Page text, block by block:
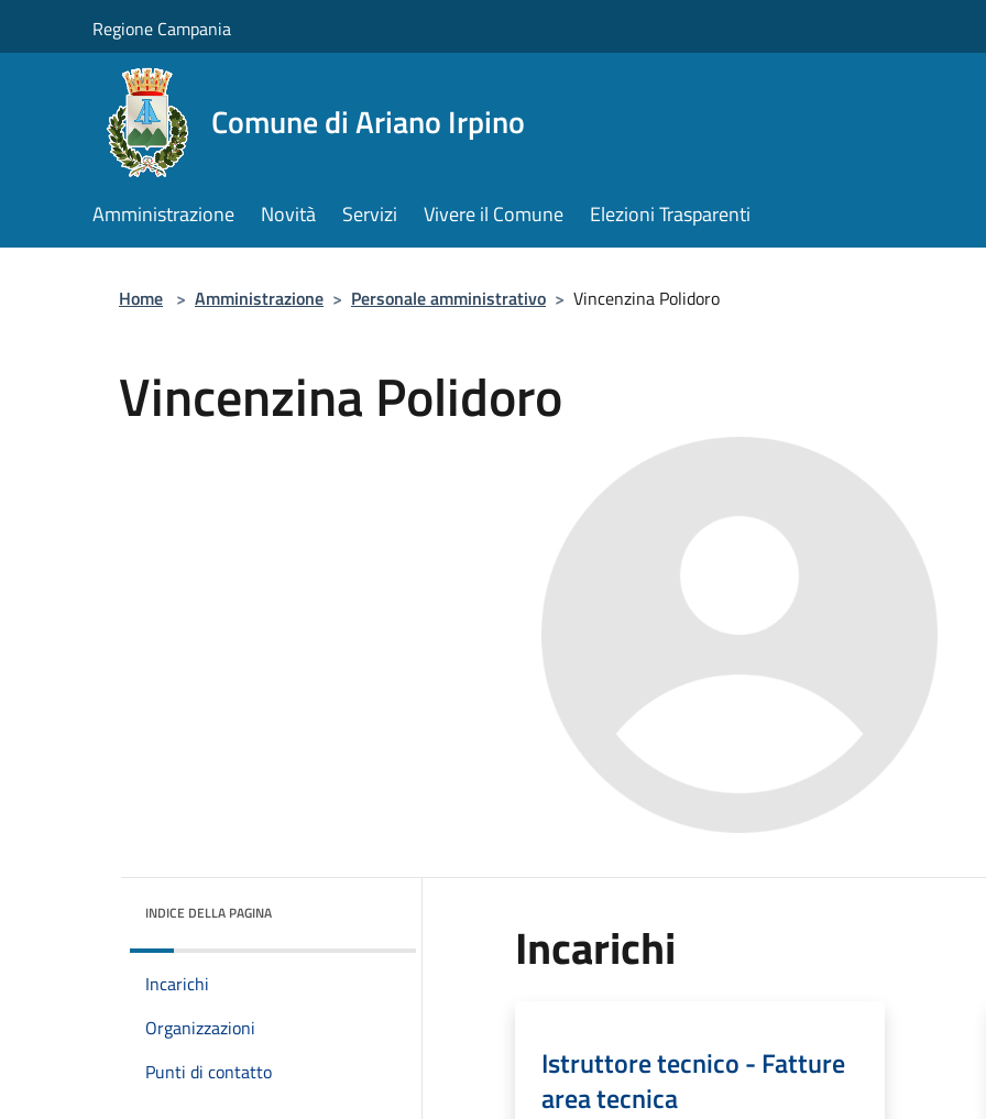
Regione Campania
Comune di Ariano Irpino
Amministrazione Novità Servizi Vivere il Comune Elezioni Trasparenti
Home > Amministrazione > Personale amministrativo > Vincenzina Polidoro
Vincenzina Polidoro
INDICE DELLA PAGINA
Incarichi
Organizzazioni
Punti di contatto
Incarichi
Istruttore tecnico - Fatture
area tecnica